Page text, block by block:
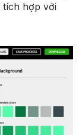
tích hợp với